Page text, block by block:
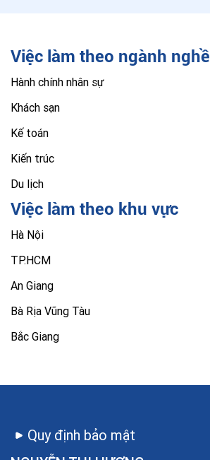
Việc làm theo ngành nghề
Hành chính nhân sự
Khách sạn
Kế toán
Kiến trúc
Du lịch
Việc làm theo khu vực
Hà Nội
TP.HCM
An Giang
Bà Rịa Vũng Tàu
Bắc Giang
Quy định bảo mật